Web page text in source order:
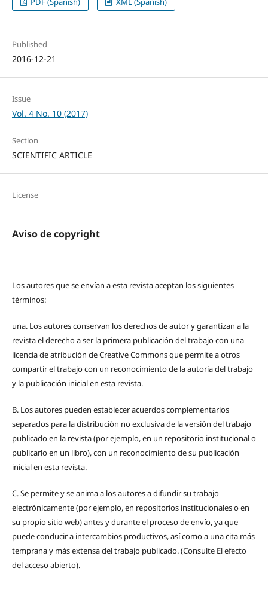
Published
2016-12-21
Issue
Vol. 4 No. 10 (2017)
Section
SCIENTIFIC ARTICLE
License
Aviso de copyright
Los autores que se envían a esta revista aceptan los siguientes
términos:
una. Los autores conservan los derechos de autor y garantizan a la
revista el derecho a ser la primera publicación del trabajo con una
licencia de atribución de Creative Commons que permite a otros
compartir el trabajo con un reconocimiento de la autoría del trabajo
y la publicación inicial en esta revista.
B. Los autores pueden establecer acuerdos complementarios
separados para la distribución no exclusiva de la versión del trabajo
publicado en la revista (por ejemplo, en un repositorio institucional o
publicarlo en un libro), con un reconocimiento de su publicación
inicial en esta revista.
C.Se permite y se anima a los autores a difundir su trabajo
electrónicamente (por ejemplo, en repositorios institucionales o en
su propio sitio web) antes y durante el proceso de envío, ya que
puede conducir a intercambios productivos, así como a una cita más
temprana y más extensa del trabajo publicado. (Consulte El efecto
del acceso abierto).